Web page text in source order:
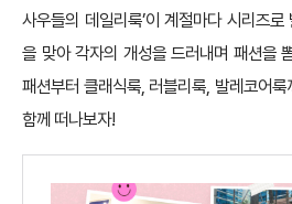
사우들의 데일리룩’이 계절마다 시리즈
을 맞아 각자의 개성을 드러내며 패션을
패션부터 클래식룩, 러블리룩, 발레코어
함께 떠나보자!